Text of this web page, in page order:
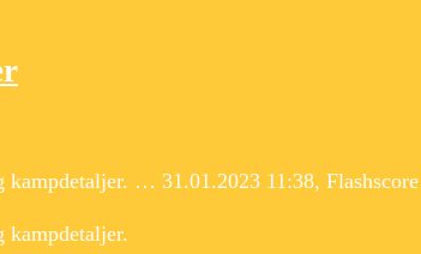
… 31.01.2023 11:38,
kampdetaljer.